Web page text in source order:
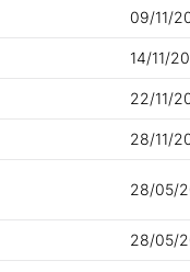
09/11/
14/11/
22/11/
28/11/
28/05/
28/05/